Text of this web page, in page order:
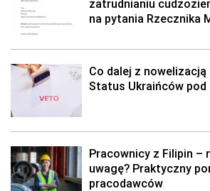
zatrudnianiu
na pytania Rzecznika
Co dalej z
Status Ukraińców pod
Pracownicy z Filipin –
uwagę? Praktyczny
pracodawców